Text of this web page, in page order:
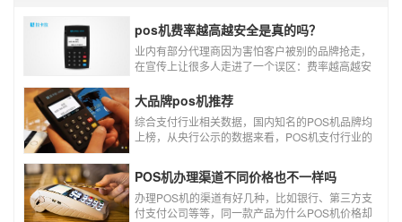
pos机费率越高越安全是真的吗？
业内有部分代理商因为害怕客户被别的品牌抢走，
在宣传上让很多人走进了一个误区：费率越高越安
真的是这样吗?
大品牌pos机推荐
综合支付行业相关数据，国内知名的POS机品牌均
上榜，从央行公示的数据来看，POS机支付行业的
中，瑞银信与随行付增长率居于较快的水平，如今
POS机品牌各种各样，每年支付公司都会上几个新
品牌，所以我们在选择POS机的时候，一定认证正
规一清机。
POS机办理渠道不同价格也不一样吗
办理POS机的渠道有好几种，比如银行、第三方支
付支付公司等等，同一款产品为什么POS机价格却